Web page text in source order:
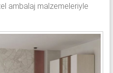
ambalaj malzemeleriyle